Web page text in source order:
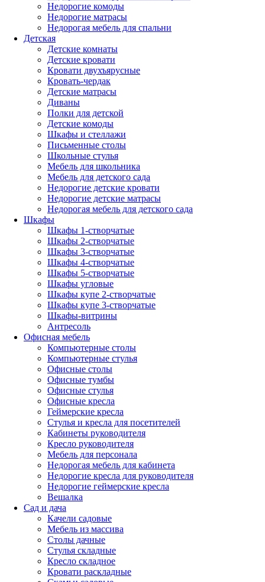
Недорогие комоды
Недорогие матрасы
Недорогая мебель для спальни
Детская
Детские комнаты
Детские кровати
Кровати двухъярусные
Кровать-чердак
Детские матрасы
Диваны
Полки для детской
Детские комоды
Шкафы и стеллажи
Письменные столы
Школьные стулья
Мебель для школьника
Мебель для детского сада
Недорогие детские кровати
Недорогие детские матрасы
Недорогая мебель для детского сада
Шкафы
Шкафы 1-створчатые
Шкафы 2-створчатые
Шкафы 3-створчатые
Шкафы 4-створчатые
Шкафы 5-створчатые
Шкафы угловые
Шкафы купе 2-створчатые
Шкафы купе 3-створчатые
Шкафы-витрины
Антресоль
Офисная мебель
Компьютерные столы
Компьютерные стулья
Офисные столы
Офисные тумбы
Офисные стулья
Офисные кресла
Геймерские кресла
Стулья и кресла для посетителей
Кабинеты руководителя
Кресло руководителя
Мебель для персонала
Недорогая мебель для кабинета
Недорогие кресла для руководителя
Недорогие геймерские кресла
Вешалка
Сад и дача
Качели садовые
Мебель из массива
Столы дачные
Стулья складные
Кресло складное
Кровати раскладные